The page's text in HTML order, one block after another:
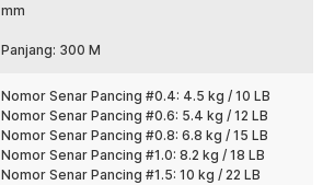
kecil. Gigitan ikan lebih cepat terasa di
air tawar maupun air asin. Tetap
spot dengan batu, kayu, atau karang.
harian maupun trip laut.
mm
Panjang: 300 M
Nomor Senar Pancing #0.4: 4.5 kg / 10 LB
Nomor Senar Pancing #0.6: 5.4 kg / 12 LB
Nomor Senar Pancing #0.8: 6.8 kg / 15 LB
Nomor Senar Pancing #1.0: 8.2 kg / 18 LB
Nomor Senar Pancing #1.5: 10 kg / 22 LB